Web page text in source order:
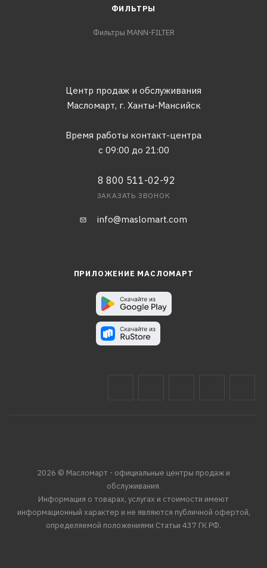
ФИЛЬТРЫ
Фильтры MANN-FILTER
Центр продаж и обслуживания
Масломарт, г. Ханты-Мансийск
Время работы контакт-центра
с 09:00 до 21:00
8 800 511-02-92
ЗАКАЗАТЬ ЗВОНОК
info@maslomart.com
ПРИЛОЖЕНИЕ МАСЛОМАРТ
2026 © Масломарт - официальные центры продаж и
обслуживания.
Информация о товарах, услугах и стоимости имеют
информационный характер и не являются публичной офертой,
определяемой положениями Статьи 437 ГК РФ.